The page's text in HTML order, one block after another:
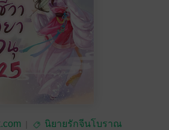
นิยายรักจีนโบราณ